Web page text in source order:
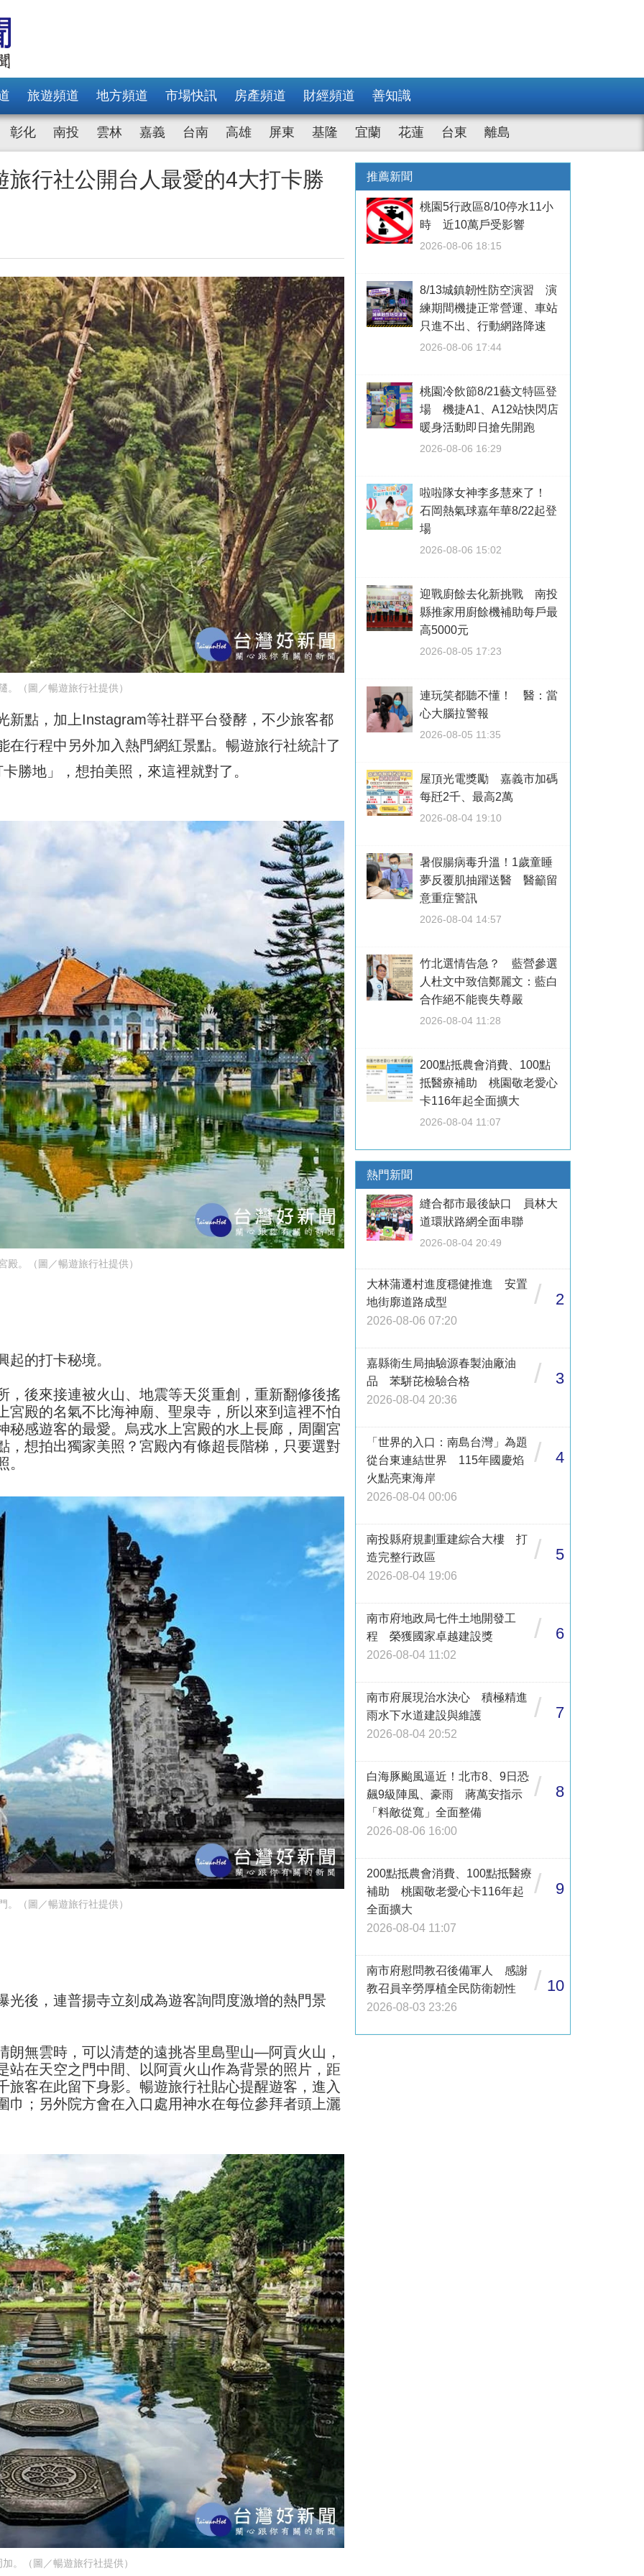
旅遊頻道 地方頻道 市場快訊 房產頻道 財經頻道 善知識
彰化 南投 雲林 嘉義 台南 高雄 屏東 基隆 宜蘭 花蓮 台東 離島
行社公開台人最愛的4大打卡勝
。（圖／暢遊旅行社提供）
新點，加上Instagram等社群平台發酵，不少旅客都
在行程中另外加入熱門網紅景點。暢遊旅行社統計了
勝地」，想拍美照，來這裡就對了。
殿。（圖／暢遊旅行社提供）
的打卡秘境。
，後來接連被火山、地震等天災重創，重新翻修後搖
宮殿的名氣不比海神廟、聖泉寺，所以來到這裡不怕
秘感遊客的最愛。烏戎水上宮殿的水上長廊，周圍宮
，想拍出獨家美照？宮殿內有條超長階梯，只要選對
。（圖／暢遊旅行社提供）
光後，連普揚寺立刻成為遊客詢問度激增的熱門景
朗無雲時，可以清楚的遠挑峇里島聖山—阿貢火山，
站在天空之門中間、以阿貢火山作為背景的照片，距
客在此留下身影。暢遊旅行社貼心提醒遊客，進入
巾；另外院方會在入口處用神水在每位參拜者頭上灑
。（圖／暢遊旅行社提供）
推薦新聞
桃園5行政區8/10停水11小
時 近10萬戶受影響
2026-08-06 18:15
8/13城鎮韌性防空演習 演
練期間機捷正常營運、車站
只進不出、行動網路降速
2026-08-06 17:44
桃園冷飲節8/21藝文特區登
場 機捷A1、A12站快閃店
暖身活動即日搶先開跑
2026-08-06 16:29
啦啦隊女神李多慧來了！
石岡熱氣球嘉年華8/22起登
場
2026-08-06 15:02
迎戰廚餘去化新挑戰 南投
縣推家用廚餘機補助每戶最
高5000元
2026-08-05 17:23
連玩笑都聽不懂！ 醫：當
心大腦拉警報
2026-08-05 11:35
屋頂光電獎勵 嘉義市加碼
每瓩2千、最高2萬
2026-08-04 19:10
暑假腸病毒升溫！1歲童睡
夢反覆肌抽躍送醫 醫籲留
意重症警訊
2026-08-04 14:57
竹北選情告急？ 藍營參選
人杜文中致信鄭麗文：藍白
合作絕不能喪失尊嚴
2026-08-04 11:28
200點抵農會消費、100點
抵醫療補助 桃園敬老愛心
卡116年起全面擴大
2026-08-04 11:07
熱門新聞
縫合都市最後缺口 員林大
道環狀路網全面串聯
2026-08-04 20:49
大林蒲遷村進度穩健推進 安置
地街廓道路成型
2026-08-06 07:20
/ 2
嘉縣衛生局抽驗源春製油廠油
品 苯駢芘檢驗合格
2026-08-04 20:36
/ 3
「世界的入口：南島台灣」為題
從台東連結世界 115年國慶焰
火點亮東海岸
2026-08-04 00:06
/ 4
南投縣府規劃重建綜合大樓 打
造完整行政區
2026-08-04 19:06
/ 5
南市府地政局七件土地開發工
程 榮獲國家卓越建設獎
2026-08-04 11:02
/ 6
南市府展現治水決心 積極精進
雨水下水道建設與維護
2026-08-04 20:52
/ 7
白海豚颱風逼近！北市8、9日恐
飆9級陣風、豪雨 蔣萬安指示
「料敵從寬」全面整備
2026-08-06 16:00
/ 8
200點抵農會消費、100點抵醫療
補助 桃園敬老愛心卡116年起
全面擴大
2026-08-04 11:07
/ 9
南市府慰問教召後備軍人 感謝
教召員辛勞厚植全民防衛韌性
2026-08-03 23:26
/ 10